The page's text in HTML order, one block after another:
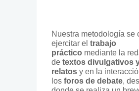
Nuestra metodología se
ejercitar el trabajo
práctico mediante la
de textos divulgativos
relatos y en la
los foros de debate,